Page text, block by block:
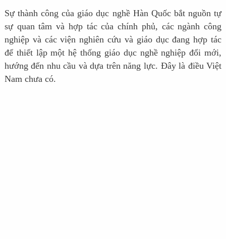
Sự thành công của giáo dục nghề Hàn Quốc bắt nguồn tự
sự quan tâm và hợp tác của chính phủ, các ngành công
nghiệp và các viện nghiên cứu và giáo dục đang hợp tác
để thiết lập một hệ thống giáo dục nghề nghiệp đổi mới,
hướng đến nhu cầu và dựa trên năng lực. Đây là điều Việt
Nam chưa có.